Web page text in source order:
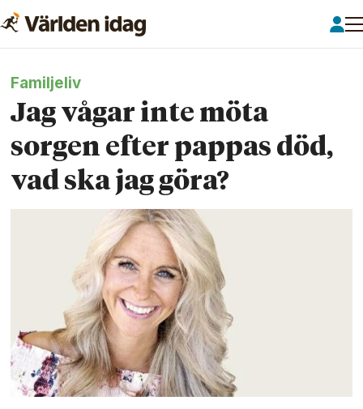
Familjeliv
Jag vågar inte möta
sorgen efter pappas död,
vad ska jag göra?